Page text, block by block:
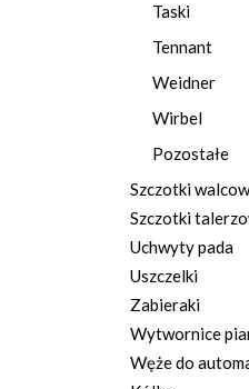
Taski
Tennant
Weidner
Wirbel
Pozostałe
Szczotki
Szczotki
Uchwyty pada
Uszczelki
Zabieraki
Wytwornice
Węże do